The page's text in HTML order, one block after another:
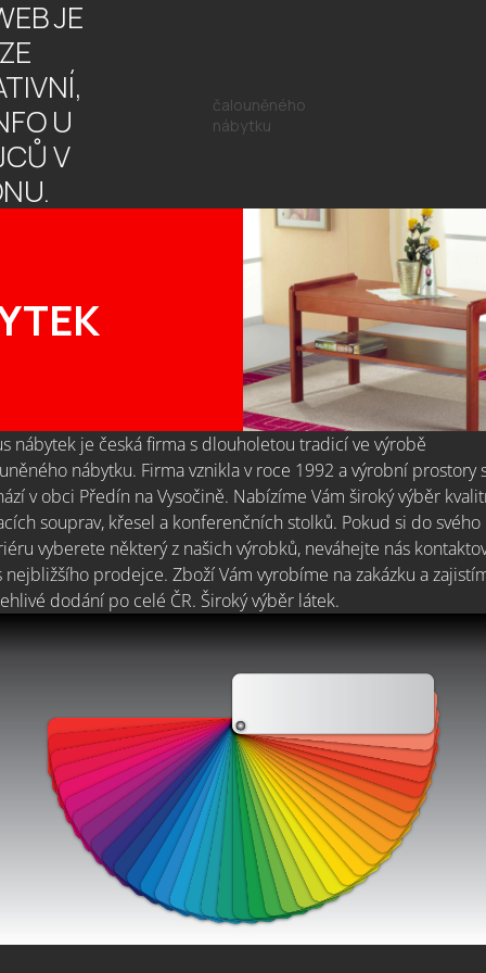
JE
U
V
čalouněného
nábytku
nábytek je česká firma s dlouholetou tradicí ve výrobě
nábytku. Firma vznikla v roce 1992 a výrobní prostory
v obci Předín na Vysočině. Nabízíme Vám široký výběr
souprav, křesel a konferenčních stolků. Pokud si do svého
vyberete některý z našich výrobků, neváhejte nás
nejbližšího prodejce. Zboží Vám vyrobíme na zakázku a
dodání po celé ČR. Široký výběr látek.